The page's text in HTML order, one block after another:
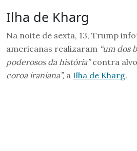
Ilha de Kharg
Na noite de sexta, 13, Trump
americanas realizaram “um dos
poderosos da história”contra
coroa iraniana”, a Ilha de Kharg.